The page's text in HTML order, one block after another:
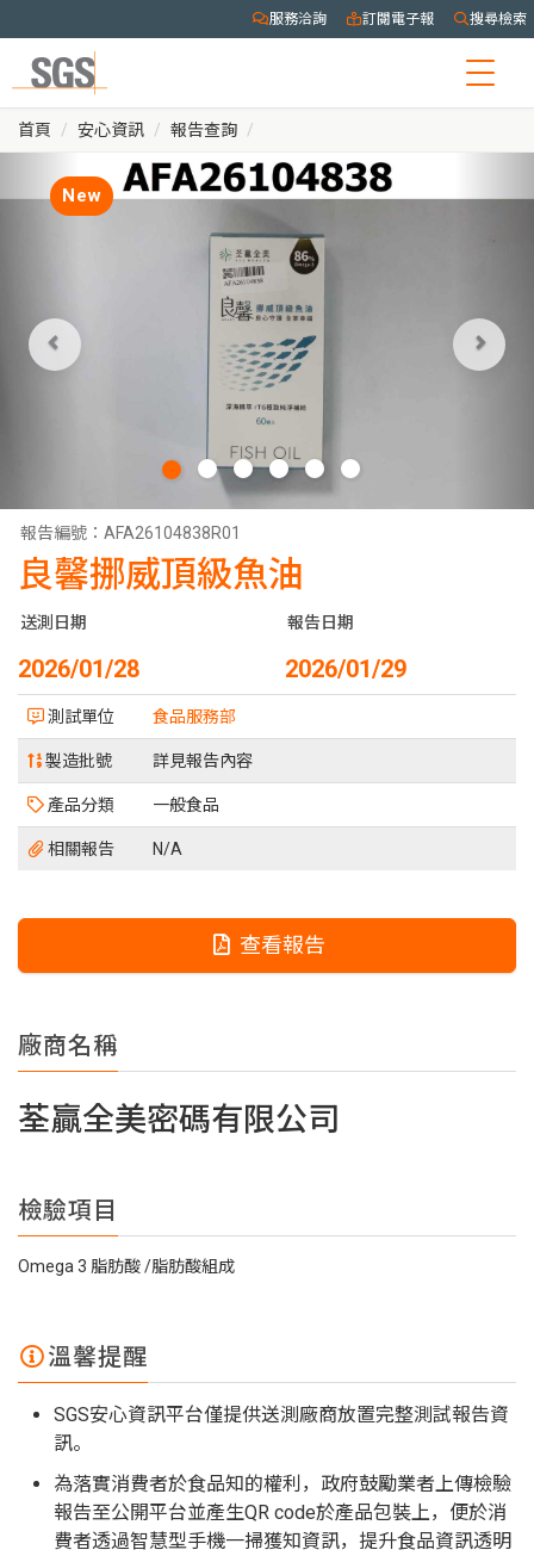
服務洽詢 訂閱電子報 搜尋檢索
首頁 安心資訊 報告查詢
New
報告編號： AFA26104838R01
良馨挪威頂級魚油
送測日期
2026/01/28
報告日期
2026/01/29
測試單位 食品服務部
製造批號 詳見報告內容
產品分類 一般食品
相關報告 N/A
查看報告
廠商名稱
荃贏全美密碼有限公司
檢驗項目
Omega 3 脂肪酸 脂肪酸組成
溫馨提醒
SGS安心資訊平台僅提供送測廠商放置完整測試報告資
訊。
為落實消費者於食品知的權利，政府鼓勵業者上傳檢驗
報告至公開平台並產生QR code於產品包裝上，便於消
費者透過智慧型手機一掃獲知資訊，提升食品資訊透明